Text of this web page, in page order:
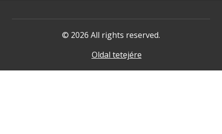
© 2026 All rights reserved.
Oldal tetejére